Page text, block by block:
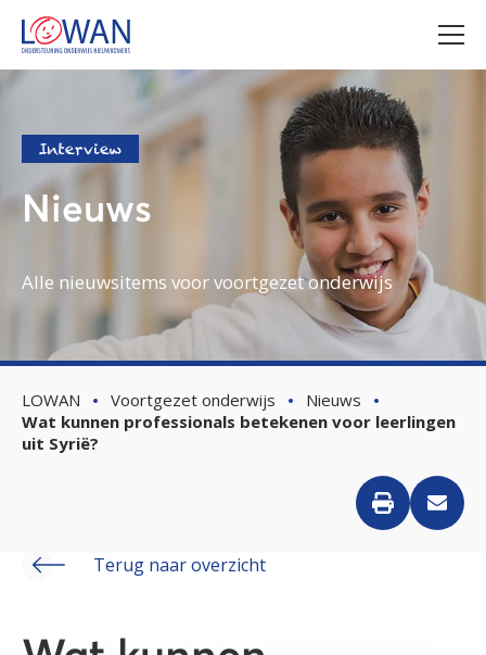
Interview
Nieuws
Alle nieuwsitems voor voortgezet onderwijs
LOWAN Voortgezet onderwijs
Nieuws
Wat kunnen professionals betekenen voor leerlingen
uit Syrië?
Terug naar overzicht